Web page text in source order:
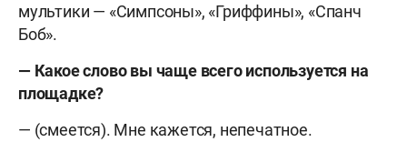
мультики — «Симпсоны», «Гриффины», «Спанч
Боб».
— Какое слово вы чаще всего используется на
площадке?
— (смеется). Мне кажется, непечатное.